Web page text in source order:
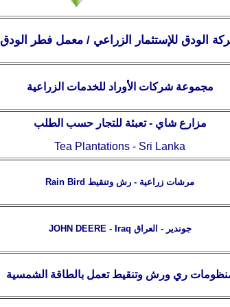
الودق للإستثمار الزراعي / معمل فطر الودق
مجموعة شركات الأوراد للخدمات الزراعية
مزارع شاي - تعبئة للتجار حسب الطلب
Tea Plantations - Sri Lanka
مرشات زراعية - رش وتنقيط Rain Bird
JOHN DEERE - Iraq جوندير - العراق
ري ورش وتنقيط تعمل بالطاقة الشمسية